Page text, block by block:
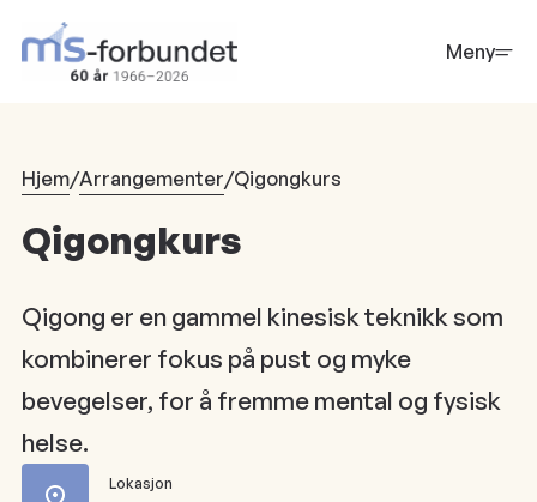
hovedinnhold
Meny
Hjem/Arrangementer/Qigongkurs
Qigongkurs
Qigong er en gammel kinesisk teknikk som
kombinerer fokus på pust og myke
bevegelser, for å fremme mental og fysisk
helse.
Lokasjon